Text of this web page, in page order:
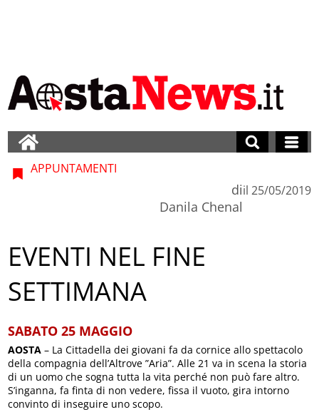
APPUNTAMENTI
di
Danila Chenal
il 25/05/2019
EVENTI NEL FINE
SETTIMANA
SABATO 25 MAGGIO
AOSTA – La Cittadella dei giovani fa da cornice allo spettacolo
della compagnia dell’Altrove ”Aria”. Alle 21 va in scena la storia
di un uomo che sogna tutta la vita perché non può fare altro.
S’inganna, fa finta di non vedere, fissa il vuoto, gira intorno
convinto di inseguire uno scopo.